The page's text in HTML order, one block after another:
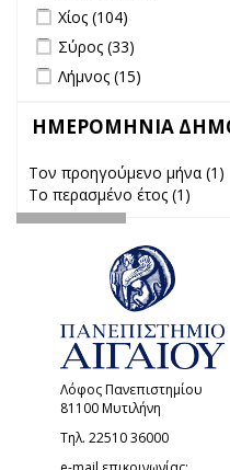
Apply Χίος filter
Χίος (104)
Apply Σύρος filter
Σύρος (33)
Apply Λήμνος filter
Λήμνος (15)
ΗΜΕΡΟΜΗΝΙΑ
Τον προηγούμενο μήνα (1)
Το περασμένο έτος (1)
Λόφος Πανεπιστημίου
81100 Μυτιλήνη
Τηλ. 22510 36000